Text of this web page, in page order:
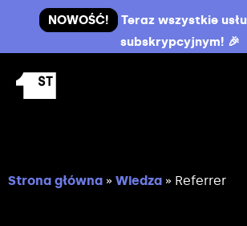
NOWOŚĆ!
Teraz wszystkie
subskrypcyjnym! 🎉
Strona główna » Wiedza » Referrer